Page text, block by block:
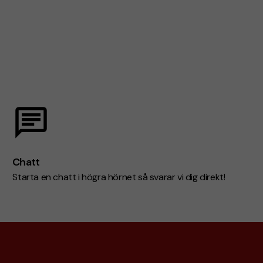
Chatt
Starta en chatt i högra hörnet så svarar vi dig direkt!